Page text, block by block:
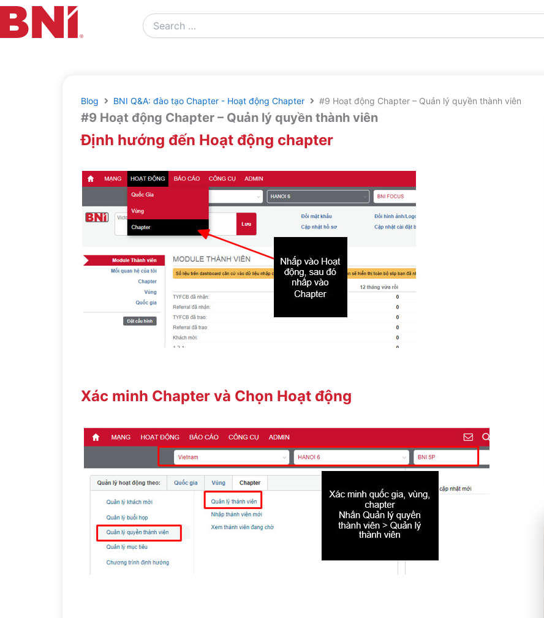
Search
…
Blog BNI Q&A: đào tạo Chapter - Hoạt động Chapter #9 Hoạt động Chapter – Quản lý quyền thành viên
#9 Hoạt động Chapter – Quản lý quyền thành viên
Định hướng đến Hoạt động chapter
Xác minh Chapter và Chọn Hoạt động